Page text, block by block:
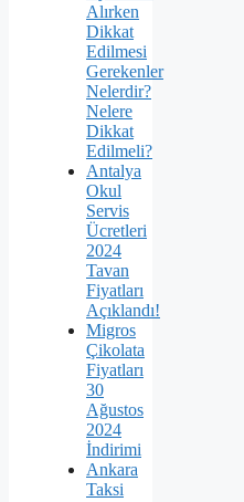
Alırken
Dikkat
Edilmesi
Gerekenler
Nelerdir?
Nelere
Dikkat
Edilmeli?
Antalya
Okul
Servis
Ücretleri
2024
Tavan
Fiyatları
Açıklandı!
Migros
Çikolata
Fiyatları
30
Ağustos
2024
İndirimi
Ankara
Taksi